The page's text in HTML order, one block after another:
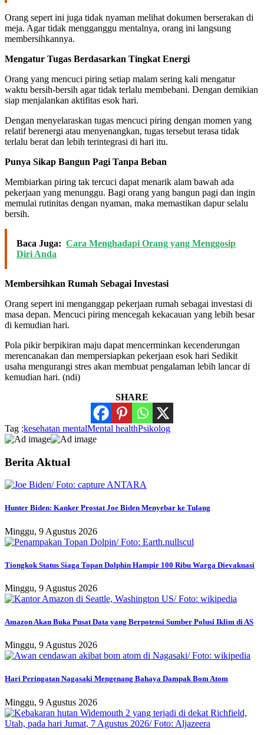
Orang sepert ini juga tidak nyaman melihat dokumen berserakan di
meja. Agar tidak mengganggu mentalnya, orang ini langsung
membersihkannya.
Mengatur Tugas Berdasarkan Tingkat Energi
Orang yang mencuci piring setiap malam sering kali mengatur
waktu bersih-bersih agar tidak terlalu membebani. Dengan demikian
siap menjalankan aktifitas esok hari.
Dengan menyelaraskan tugas mencuci piring dengan momen yang
relatif berenergi atau menyenangkan, tugas tersebut terasa tidak
terlalu berat dan lebih terintegrasi di hari itu.
Punya Sikap Bangun Pagi Tanpa Beban
Membiarkan piring tak tercuci dapat menarik alam bawah ada
pekerjaan yang menunggu. Bagi orang yang bangun pagi dan ingin
memulai rutinitas dengan nyaman, maka memastikan dapur selalu
bersih.
Baca Juga: Cara Menghadapi Orang yang Menggosip
Diri Anda
Membersihkan Rumah Sebagai Investasi
Orang sepert ini menganggap pekerjaan rumah sebagai investasi di
masa depan. Mencuci piring mencegah kekacauan yang lebih besar
di kemudian hari.
Pola pikir berpikiran maju dapat mencerminkan kecenderungan
merencanakan dan mempersiapkan pekerjaan esok hari Sedikit
usaha mengurangi stres akan membuat pengalaman lebih lancar di
kemudian hari. (ndi)
SHARE
Tag :kesehatan mentalMental healthPsikolog
Berita Aktual
Hunter Biden: Kanker Prostat Joe Biden Menyebar ke Tulang
Minggu, 9 Agustus 2026
Tiongkok Status Siaga Topan Dolphin Hampir 100 Ribu Warga Dievakuasi
Minggu, 9 Agustus 2026
Amazon Akan Buka Pusat Data yang Berpotensi Sumber Polusi Iklim di AS
Minggu, 9 Agustus 2026
Hari Peringatan Nagasaki Mengenang Bahaya Dampak Bom Atom
Minggu, 9 Agustus 2026